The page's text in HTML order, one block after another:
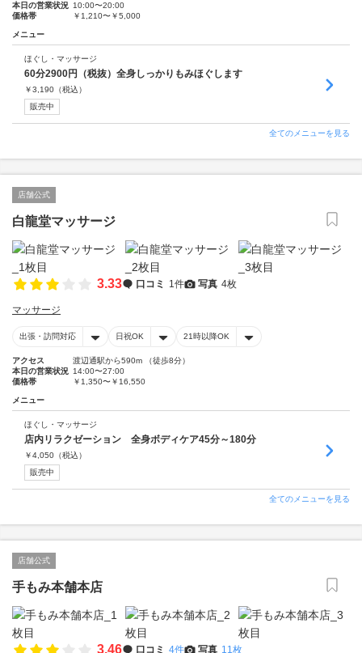
本日の営業状況 10:00〜20:00
価格帯
￥1,210〜￥5,000
メニュー
ほぐし・マッサージ
60分2900円（税抜）全身しっかりもみほぐします
￥3,190 （税込）
販売中
全てのメニューを見る
店舗公式
白龍堂マッサージ
3.33 口コミ 1件 写真 4枚
マッサージ
出張・訪問対応 日祝OK 21時以降OK
アクセス
渡辺通駅から590m （徒歩8分）
本日の営業状況 14:00〜27:00
価格帯
￥1,350〜￥16,550
メニュー
ほぐし・マッサージ
店内リラクゼーション 全身ボディケア45分～180分
￥4,050 （税込）
販売中
全てのメニューを見る
店舗公式
手もみ本舗本店
3.46 口コミ 4件 写真 11枚